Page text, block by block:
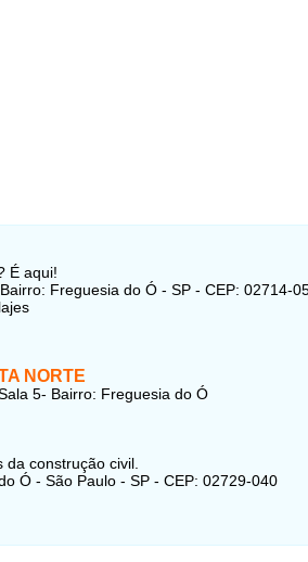
É aqui!
Freguesia do Ó - SP - CEP: 02714-
NORTE
5- Bairro: Freguesia do Ó
construção civil.
Ó - São Paulo - SP - CEP: 02729-040